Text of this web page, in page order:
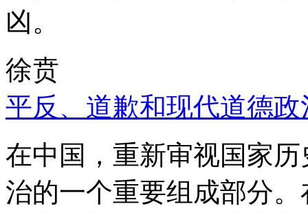
凶。
徐贲
平反、道歉和现代道德政
在中国，重新审视国家
治的一个重要组成部分